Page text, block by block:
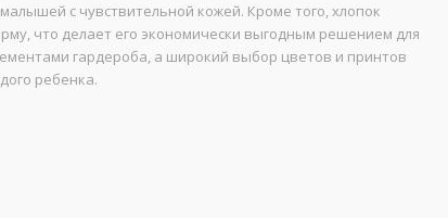
с чувствительной кожей. Кроме того, хлопок
что делает его экономически выгодным решением для
гардероба, а широкий выбор цветов и принтов
ребенка.